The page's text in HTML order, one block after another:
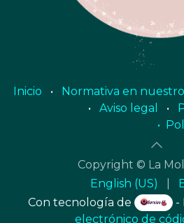
Inicio • Normativa en
•
Aviso legal •
•
Copyright © La
English (US)
Con tecnología de
-
electrónico de